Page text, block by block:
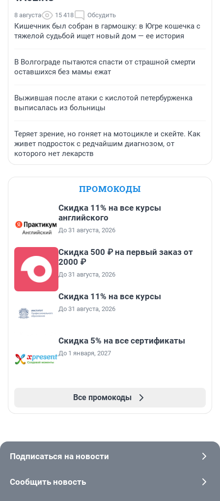
8 августа 15 418 Обсудить
Кишечник был собран в гармошку: в Югре кошечка с
тяжелой судьбой ищет новый дом — ее история
В Волгограде пытаются спасти от страшной смерти
оставшихся без мамы ежат
Выжившая после атаки с кислотой петербурженка
выписалась из больницы
Теряет зрение, но гоняет на мотоцикле и скейте. Как
живет подросток с редчайшим диагнозом, от
которого нет лекарств
ПРОМОКОДЫ
Скидка 11% на все курсы
английского
До 31 августа, 2026
Скидка 500 ₽ на первый заказ от
2000 ₽
До 31 августа, 2026
Скидка 11% на все курсы
До 31 августа, 2026
Скидка 5% на все сертификаты
До 1 января, 2027
Все промокоды
Подписаться на новости
Сообщить новость